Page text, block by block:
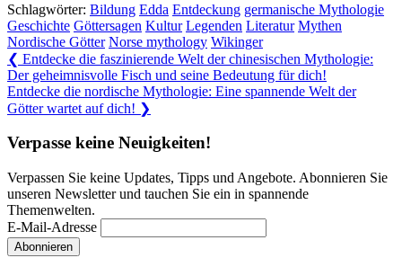
Schlagwörter: Bildung Edda Entdeckung germanische Mythologie
Geschichte Göttersagen Kultur Legenden Literatur Mythen
Nordische Götter Norse mythology Wikinger
Beitragsnavigation
❮ Previous
Post:
Entdecke die faszinierende Welt der chinesischen Mythologie:
Der geheimnisvolle Fisch und seine Bedeutung für dich!
Next
Post:
Entdecke die nordische Mythologie: Eine spannende Welt der
Götter wartet auf dich! ❯
Verpasse keine Neuigkeiten!
Verpassen Sie keine Updates, Tipps und Angebote. Abonnieren Sie
unseren Newsletter und tauchen Sie ein in spannende
Themenwelten.
E-Mail-Adresse